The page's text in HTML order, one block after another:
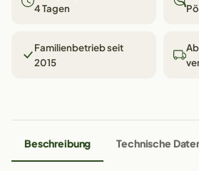
4 Tagen
Familienbetrieb seit
2015
Beschreibung Technische